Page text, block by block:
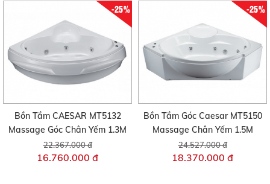
-25%
Bồn Tắm CAESAR MT5132
Massage Góc Chân Yếm 1.3M
22.367.000 đ
16.760.000 đ
-25%
Bồn Tắm Góc Caesar MT5150
Massage Chân Yếm 1.5M
24.527.000 đ
18.370.000 đ